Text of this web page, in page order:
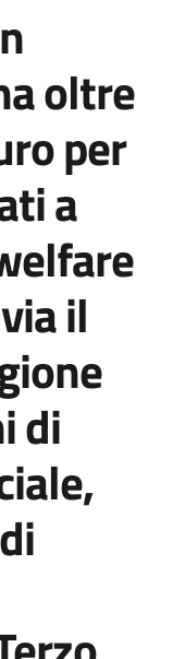
oltre
per
a
il
di